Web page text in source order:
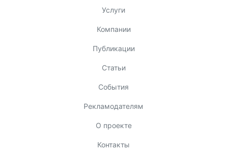
Услуги
Компании
Публикации
Статьи
События
Рекламодателям
О проекте
Контакты